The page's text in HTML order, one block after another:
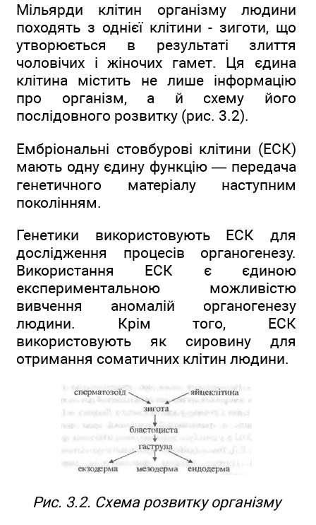
Мільярди клітин організму людини
походять з однієї клітини - зиготи, що
утворюється в результаті злиття
чоловічих і жіночих гамет. Ця єдина
клітина містить не лише інформацію
про організм, а й схему його
послідовного розвитку (рис. 3.2).
Ембріональні стовбурові клітини (ЕСК)
мають одну єдину функцію — передача
генетичного матеріалу наступним
поколінням.
Генетики використовують ЕСК для
дослідження процесів органогенезу.
Використання ЕСК є єдиною
експериментальною можливістю
вивчення аномалій органогенезу
людини. Крім того, ЕСК
використовують як сировину для
отримання соматичних клітин людини.
Рис. 3.2. Схема розвитку організму